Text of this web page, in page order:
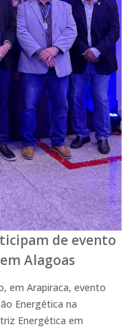
de evento
Alagoas
em Arapiraca, evento
Energética na
Energética em